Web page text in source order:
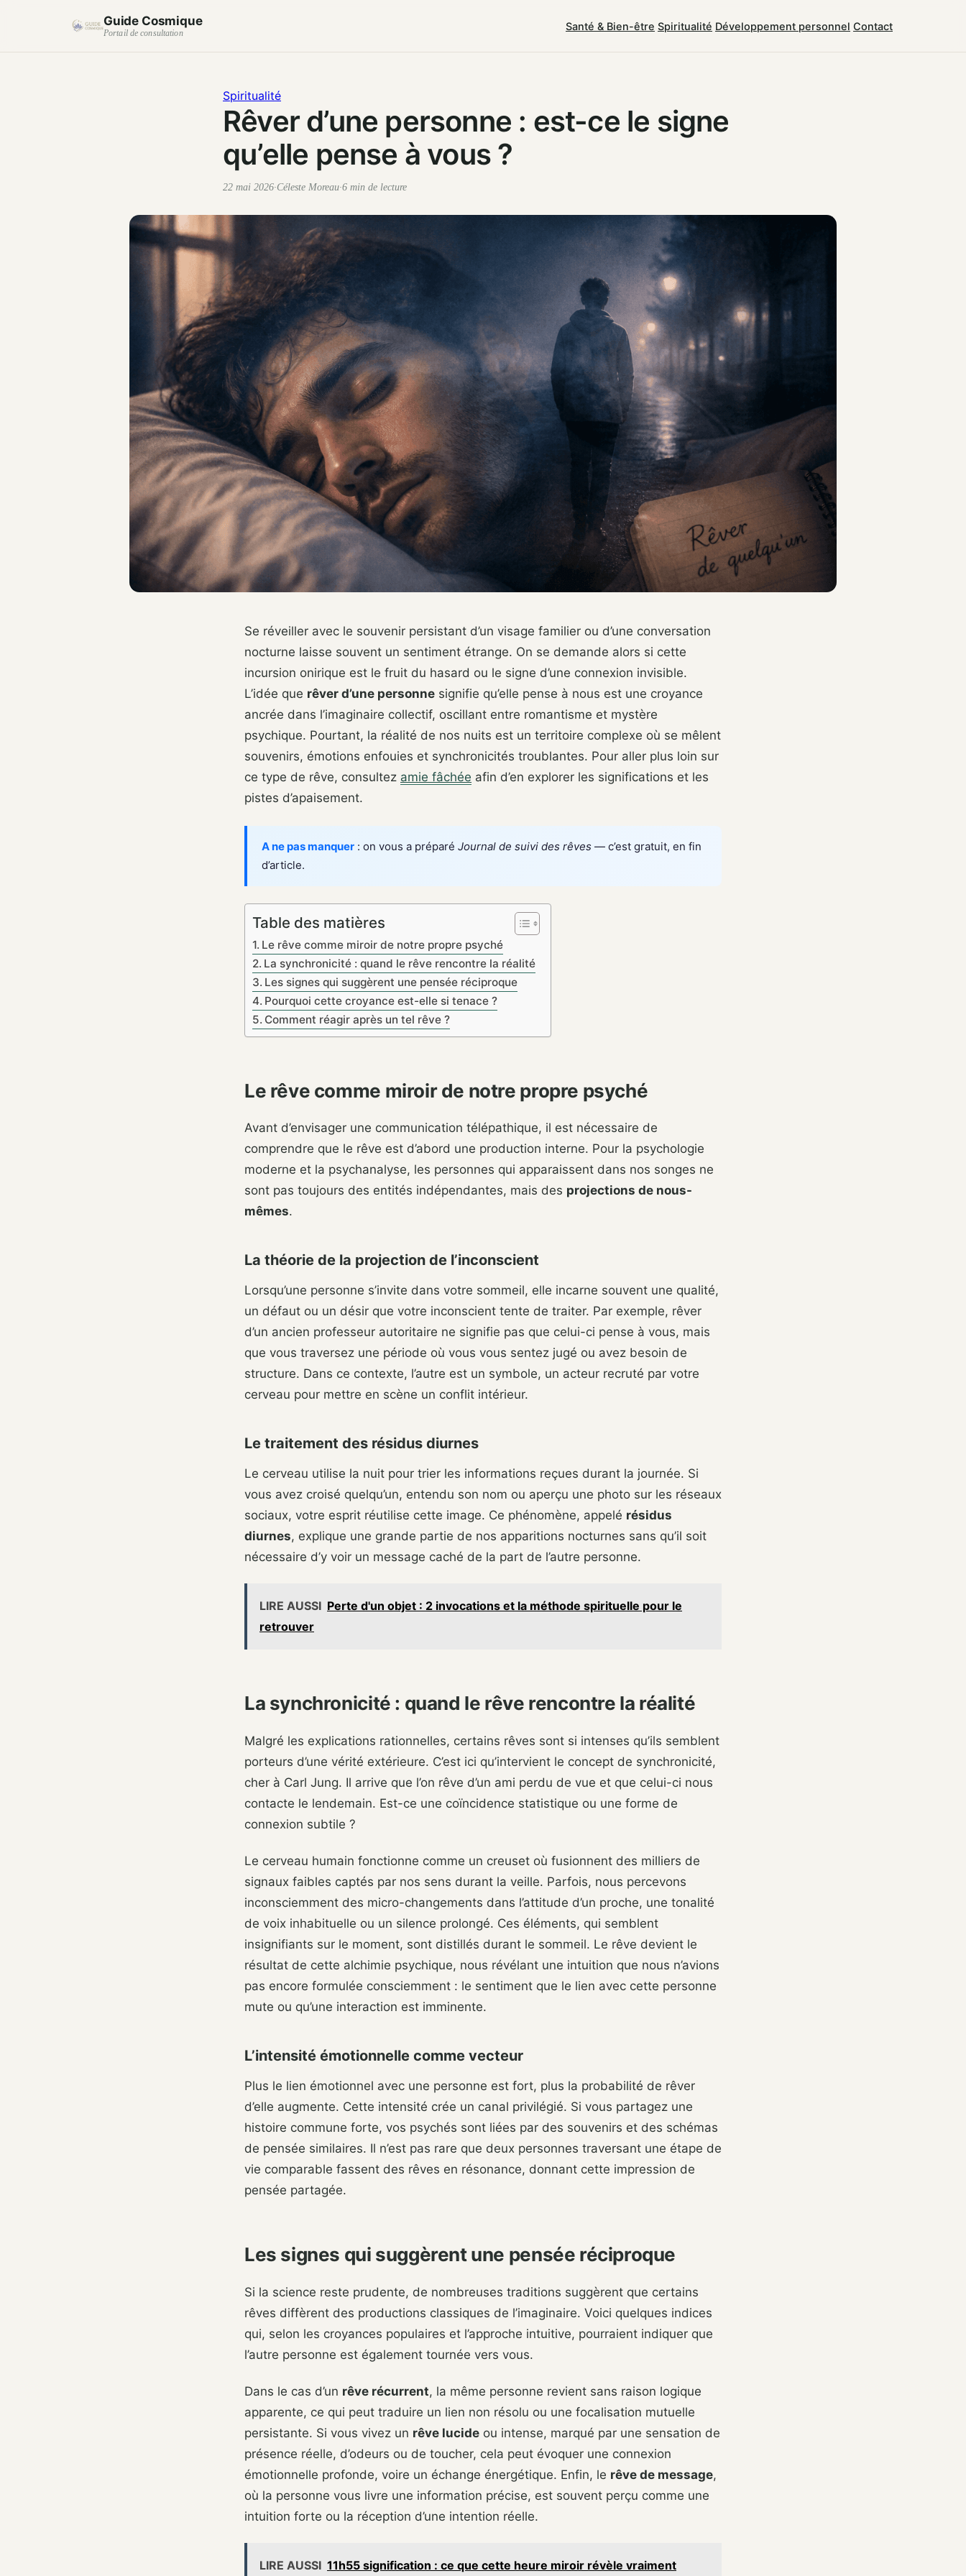
Guide Cosmique
Portail de consultation
Santé & Bien-être Spiritualité Développement personnel Contact
Spiritualité
Rêver d’une personne : est-ce le signe
qu’elle pense à vous ?
22 mai 2026·Céleste Moreau·6 min de lecture
Se réveiller avec le souvenir persistant d’un visage familier ou d’une conversation
nocturne laisse souvent un sentiment étrange. On se demande alors si cette
incursion onirique est le fruit du hasard ou le signe d’une connexion invisible.
L’idée que rêver d’une personne signifie qu’elle pense à nous est une croyance
ancrée dans l’imaginaire collectif, oscillant entre romantisme et mystère
psychique. Pourtant, la réalité de nos nuits est un territoire complexe où se mêlent
souvenirs, émotions enfouies et synchronicités troublantes. Pour aller plus loin sur
ce type de rêve, consultez amie fâchée afin d’en explorer les significations et les
pistes d’apaisement.
A ne pas manquer : on vous a préparé Journal de suivi des rêves — c’est gratuit, en fin
d’article.
Table des matières
Le rêve comme miroir de notre propre psyché
La synchronicité : quand le rêve rencontre la réalité
Les signes qui suggèrent une pensée réciproque
Pourquoi cette croyance est-elle si tenace ?
Comment réagir après un tel rêve ?
Le rêve comme miroir de notre propre psyché
Avant d’envisager une communication télépathique, il est nécessaire de
comprendre que le rêve est d’abord une production interne. Pour la psychologie
moderne et la psychanalyse, les personnes qui apparaissent dans nos songes ne
sont pas toujours des entités indépendantes, mais des projections de nous-
mêmes.
La théorie de la projection de l’inconscient
Lorsqu’une personne s’invite dans votre sommeil, elle incarne souvent une qualité,
un défaut ou un désir que votre inconscient tente de traiter. Par exemple, rêver
d’un ancien professeur autoritaire ne signifie pas que celui-ci pense à vous, mais
que vous traversez une période où vous vous sentez jugé ou avez besoin de
structure. Dans ce contexte, l’autre est un symbole, un acteur recruté par votre
cerveau pour mettre en scène un conflit intérieur.
Le traitement des résidus diurnes
Le cerveau utilise la nuit pour trier les informations reçues durant la journée. Si
vous avez croisé quelqu’un, entendu son nom ou aperçu une photo sur les réseaux
sociaux, votre esprit réutilise cette image. Ce phénomène, appelé résidus
diurnes, explique une grande partie de nos apparitions nocturnes sans qu’il soit
nécessaire d’y voir un message caché de la part de l’autre personne.
LIRE AUSSI Perte d'un objet : 2 invocations et la méthode spirituelle pour le
retrouver
La synchronicité : quand le rêve rencontre la réalité
Malgré les explications rationnelles, certains rêves sont si intenses qu’ils semblent
porteurs d’une vérité extérieure. C’est ici qu’intervient le concept de synchronicité,
cher à Carl Jung. Il arrive que l’on rêve d’un ami perdu de vue et que celui-ci nous
contacte le lendemain. Est-ce une coïncidence statistique ou une forme de
connexion subtile ?
Le cerveau humain fonctionne comme un creuset où fusionnent des milliers de
signaux faibles captés par nos sens durant la veille. Parfois, nous percevons
inconsciemment des micro-changements dans l’attitude d’un proche, une tonalité
de voix inhabituelle ou un silence prolongé. Ces éléments, qui semblent
insignifiants sur le moment, sont distillés durant le sommeil. Le rêve devient le
résultat de cette alchimie psychique, nous révélant une intuition que nous n’avions
pas encore formulée consciemment : le sentiment que le lien avec cette personne
mute ou qu’une interaction est imminente.
L’intensité émotionnelle comme vecteur
Plus le lien émotionnel avec une personne est fort, plus la probabilité de rêver
d’elle augmente. Cette intensité crée un canal privilégié. Si vous partagez une
histoire commune forte, vos psychés sont liées par des souvenirs et des schémas
de pensée similaires. Il n’est pas rare que deux personnes traversant une étape de
vie comparable fassent des rêves en résonance, donnant cette impression de
pensée partagée.
Les signes qui suggèrent une pensée réciproque
Si la science reste prudente, de nombreuses traditions suggèrent que certains
rêves diffèrent des productions classiques de l’imaginaire. Voici quelques indices
qui, selon les croyances populaires et l’approche intuitive, pourraient indiquer que
l’autre personne est également tournée vers vous.
Dans le cas d’un rêve récurrent, la même personne revient sans raison logique
apparente, ce qui peut traduire un lien non résolu ou une focalisation mutuelle
persistante. Si vous vivez un rêve lucide ou intense, marqué par une sensation de
présence réelle, d’odeurs ou de toucher, cela peut évoquer une connexion
émotionnelle profonde, voire un échange énergétique. Enfin, le rêve de message,
où la personne vous livre une information précise, est souvent perçu comme une
intuition forte ou la réception d’une intention réelle.
LIRE AUSSI 11h55 signification : ce que cette heure miroir révèle vraiment